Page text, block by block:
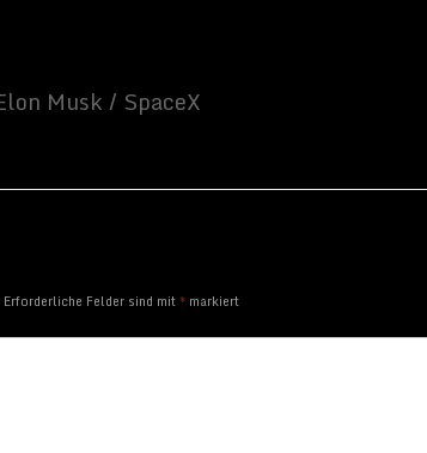
Erforderliche Felder sind mit* markiert